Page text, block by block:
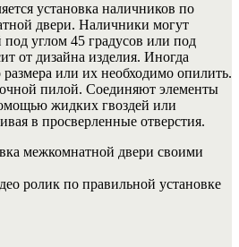
установка наличников по
двери. Наличники могут
под углом 45 градусов или под
от дизайна изделия. Иногда
размера или их необходимо опилить.
пилой. Соединяют элементы
жидких гвоздей или
в просверленные отверстия.
межкомнатной двери своими
ролик по правильной установке